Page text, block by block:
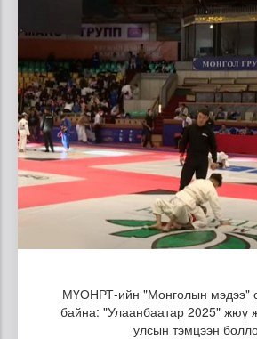
МҮОНРТ-ийн "Монголын мэдээ"
байна: "Улаанбаатар 2025" жюү
улсын тэмцээн